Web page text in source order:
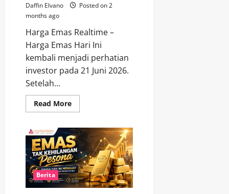
Daffin Elvano
Posted on 2
months ago
Harga Emas Realtime –
Harga Emas Hari Ini
kembali menjadi perhatian
investor pada 21 Juni 2026.
Setelah...
Read MoreRead
more
Emas
Hari
Ini
21
Juni
2026
Mengirim
Sinyal
Positif
Berita